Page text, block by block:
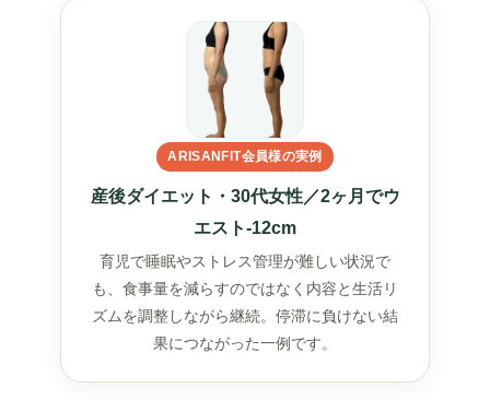
ARISANFIT会員様の実例
産後ダイエット・30代女性／2ヶ月でウ
エスト-12cm
育児で睡眠やストレス管理が難しい状況で
も、食事量を減らすのではなく内容と生活リ
ズムを調整しながら継続。停滞に負けない結
果につながった一例です。